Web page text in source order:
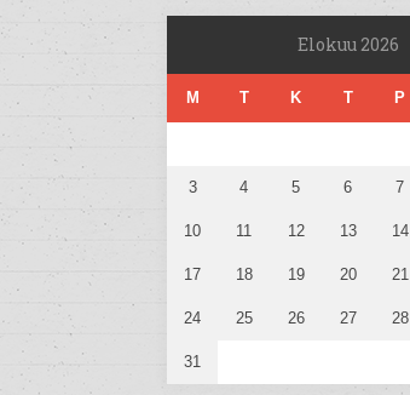
Elokuu 2026
M T K T P
3 4 5 6 7
10 11 12 13 14
17 18 19 20 21
24 25 26 27 28
31